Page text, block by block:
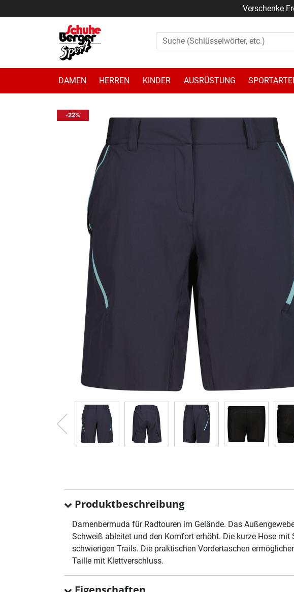
Verschenke
DAMEN HERREN KINDER AUSRÜSTUNG
-22%
Produktbeschreibung
Damenbermuda für Radtouren im Gelände. Das
Schweiß ableitet und den Komfort erhöht. Die kurze Hose
schwierigen Trails. Die praktischen Vordertaschen
Taille mit Klettverschluss.